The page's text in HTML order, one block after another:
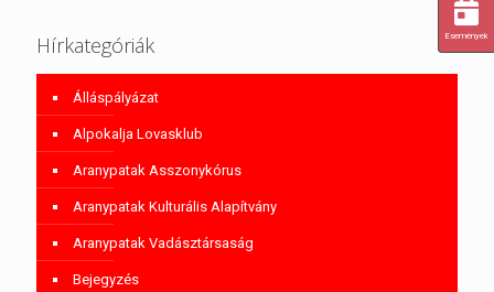
Hírkategóriák
Álláspályázat
Alpokalja Lovasklub
Aranypatak Asszonykórus
Aranypatak Kulturális Alapítvány
Aranypatak Vadásztársaság
Bejegyzés
Események